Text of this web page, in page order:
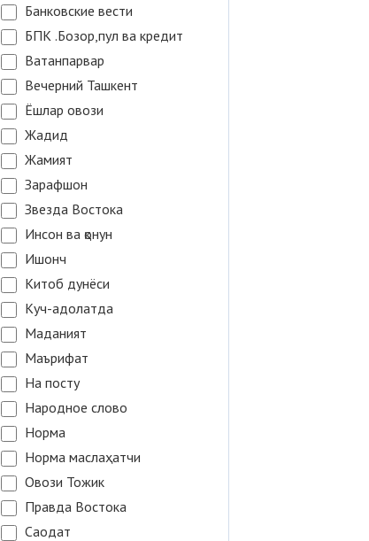
Банковские вести
БПК .Бозор,пул ва кредит
Ватанпарвар
Вечерний Ташкент
Ёшлар овози
Жадид
Жамият
Зарафшон
Звезда Востока
Инсон ва қонун
Ишонч
Китоб дунёси
Куч-адолатда
Маданият
Маърифат
На посту
Народное слово
Норма
Норма маслаҳатчи
Овози Тожик
Правда Востока
Саодат